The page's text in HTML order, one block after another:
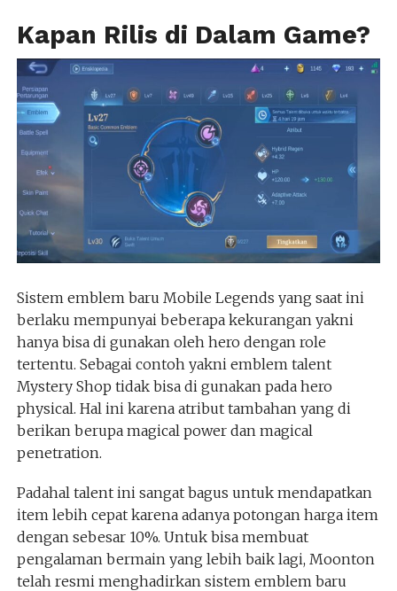
Kapan Rilis di Dalam Game?
Sistem emblem baru Mobile Legends yang saat ini
berlaku mempunyai beberapa kekurangan yakni
hanya bisa di gunakan oleh hero dengan role
tertentu. Sebagai contoh yakni emblem talent
Mystery Shop tidak bisa di gunakan pada hero
physical. Hal ini karena atribut tambahan yang di
berikan berupa magical power dan magical
penetration.
Padahal talent ini sangat bagus untuk mendapatkan
item lebih cepat karena adanya potongan harga item
dengan sebesar 10%. Untuk bisa membuat
pengalaman bermain yang lebih baik lagi, Moonton
telah resmi menghadirkan sistem emblem baru